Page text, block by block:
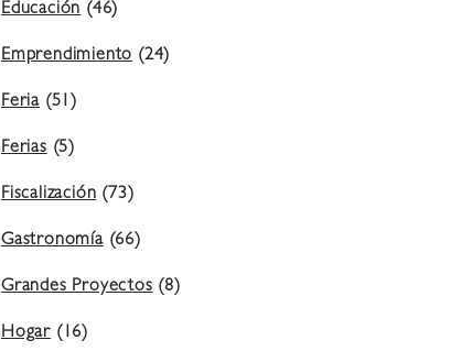
Educación(46)
Emprendimiento(24)
Feria (51)
Ferias(5)
Fiscalización(73)
Gastronomía(66)
Grandes Proyectos(8)
Hogar (16)